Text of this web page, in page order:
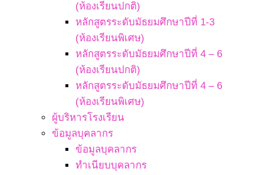
(ห้องเรียนปกติ)
หลักสูตรระดับมัธยมศึกษาปีที่ 1-3
(ห้องเรียนพิเศษ)
หลักสูตรระดับมัธยมศึกษาปีที่ 4 – 6
(ห้องเรียนปกติ)
หลักสูตรระดับมัธยมศึกษาปีที่ 4 – 6
(ห้องเรียนพิเศษ)
ผู้บริหารโรงเรียน
ข้อมูลบุคลากร
ข้อมูลบุคลากร
ทำเนียบบุคลากร